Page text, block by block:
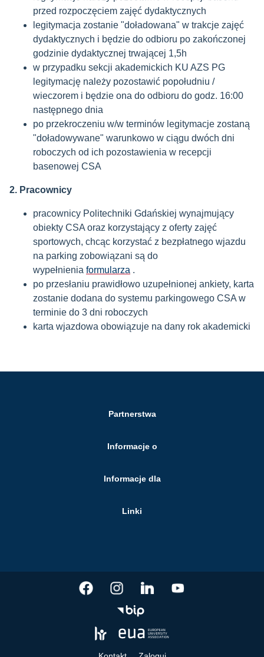
przed rozpoczęciem zajęć dydaktycznych
legitymacja zostanie "doładowana" w trakcje zajęć
dydaktycznych i będzie do odbioru po zakończonej
godzinie dydaktycznej trwającej 1,5h
w przypadku sekcji akademickich KU AZS PG
legitymację należy pozostawić popołudniu /
wieczorem i będzie ona do odbioru do godz. 16:00
następnego dnia
po przekroczeniu w/w terminów legitymacje zostaną
"doładowywane" warunkowo w ciągu dwóch dni
roboczych od ich pozostawienia w recepcji
basenowej CSA
2. Pracownicy
pracownicy Politechniki Gdańskiej wynajmujący
obiekty CSA oraz korzystający z oferty zajęć
sportowych, chcąc korzystać z bezpłatnego wjazdu
na parking zobowiązani są do
wypełnienia formularza .
po przesłaniu prawidłowo uzupełnionej ankiety, karta
zostanie dodana do systemu parkingowego CSA w
terminie do 3 dni roboczych
karta wjazdowa obowiązuje na dany rok akademicki
Partnerstwa
Informacje o
Informacje dla
Linki